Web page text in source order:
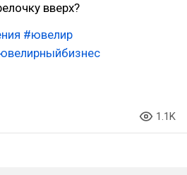
вверх?
#ювелир
1.1K